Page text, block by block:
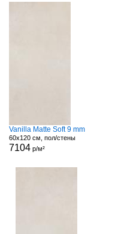
Vanilla Matte Soft 9 mm
60x120 см, пол/стены
7104 р/м²